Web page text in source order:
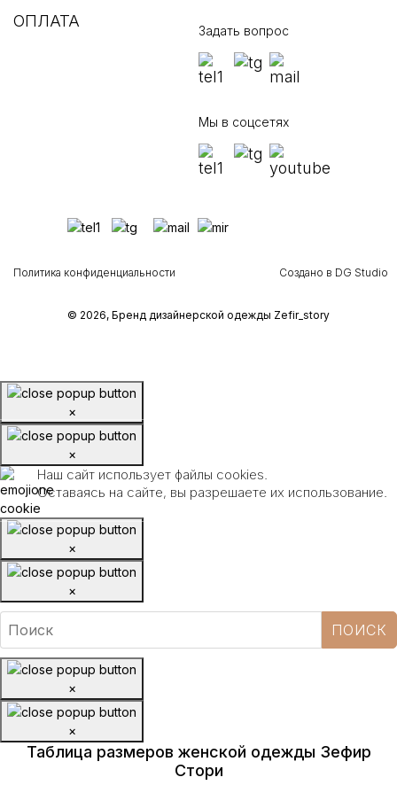
ОПЛАТА
Задать вопрос
Мы в соцсетях
© 2026, Бренд дизайнерской одежды Zefir_story
Политика конфиденциальности Создано в DG Studio
×
×
Наш сайт использует файлы cookies.
Оставаясь на сайте, вы разрешаете их использование.
×
×
×
×
Таблица размеров женской одежды Зефир
Стори